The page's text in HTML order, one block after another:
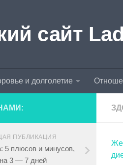
сайт
и долголетие
ПУБЛИКАЦИЯ
5 плюсов и минусов,
3 — 7 дней